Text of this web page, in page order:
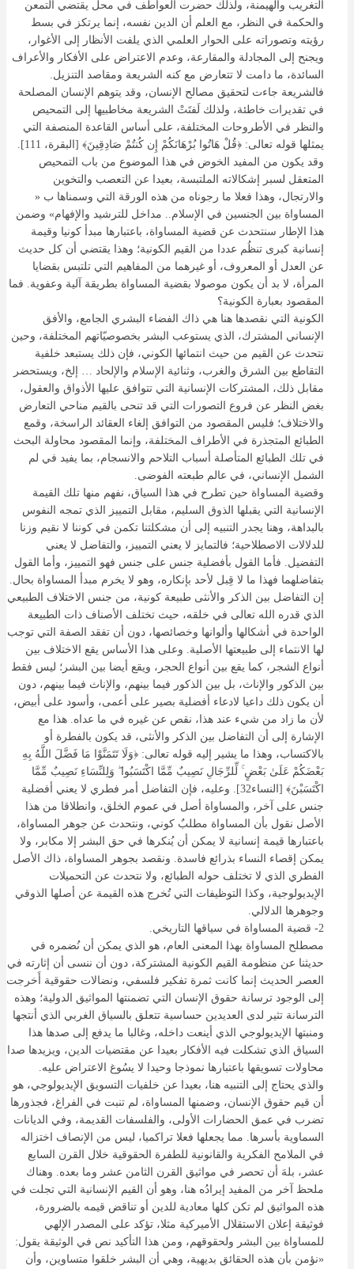
التغريب والهيمنة، ولذلك حضرت العواطف في محل يقتضي التمعن
والحكمة في النظر، مع العلم أن الدين نفسه، إنما يرتكز في بسط
رؤيته وتصوراته على الحوار العلمي الذي يلفت الأنظار إلى الأغوار،
ويجنح إلى المجادلة والمقارعة، وعدم الاعتراض على الأفكار والأعراف
السائدة، ما دامت لا تتعارض مع كنه الشريعة ومقاصد التنزيل.
فالشريعة جاءت لتحقيق مصالح الإنسان، وقد يتوهم الإنسان المصلحة
في تقديرات خاطئة، ولذلك لَفتَتْ الشريعة مخاطبيها إلى التمحيص
والنظر في الأطروحات المختلفة، على أساس القاعدة المنصفة التي
يمثلها قوله تعالى: ﴿قُلْ هَاتُوا بُرْهَانَكُمْ إِن كُنتُمْ صَادِقِينَ﴾ [البقرة، 111].
وقد يكون من المفيد الخوض في هذا الموضوع من باب التمحيص
المتعقل لسبر إشكالاته الملتبسة، بعيدا عن التعصب والتخوين
والارتجال، وهذا فعلا ما رجوناه من هذه الورقة التي وسمناها ب «
المساواة بين الجنسين في الإسلام.. مداخل للترشيد والإفهام» وضمن
هذا الإطار سنتحدث عن قضية المساواة، باعتبارها مبدأ كونيا وقيمة
إنسانية كبرى تنظُم عددا من القيم الكونية؛ وهذا يقتضي أن كل حديث
عن العدل أو المعروف، أو غيرهما من المفاهيم التي تلتبس بقضايا
المرأة، لا بد أن يكون موصولا بقضية المساواة بطريقة آلية وعفوية. فما
المقصود بعبارة الكونية؟
الكونية التي نقصدها هنا هي ذاك الفضاء البشري الجامع، والأفق
الإنساني المشترك، الذي يستوعب البشر بخصوصيّاتهم المختلفة، وحين
نتحدث عن القيم من حيث انتمائها الكوني، فإن ذلك يستبعد خلفية
التقاطع بين الشرق والغرب، وثنائية الإسلام والإلحاد … إلخ، ويستحضر
مقابل ذلك، المشتركات الإنسانية التي تتوافق عليها الأذواق والعقول،
بغض النظر عن فروع التصورات التي قد تنحى بالقيم مناحي التعارض
والاختلاف؛ فليس المقصود من التوافق إلغاء العقائد الراسخة، وقمع
الطبائع المتجذرة في الأطراف المختلفة، وإنما المقصود محاولة البحث
في تلك الطبائع المتأصلة أسباب التلاحم والانسجام، بما يفيد في لم
الشمل الإنساني، في عالم طبعته الفوضى.
وقضية المساواة حين تطرح في هذا السياق، نفهم منها تلك القيمة
الإنسانية التي يقبلها الذوق السليم، مقابل التمييز الذي تمجه النفوس
بالبداهة، وهنا يجدر التنبيه إلى أن مشكلتنا تكمن في كوننا لا نقيم وزنا
للدلالات الاصطلاحية؛ فالتمايز لا يعني التمييز، والتفاضل لا يعني
التفضيل. فأما القول بأفضلية جنس على جنس فهو التمييز، وأما القول
بتفاضلهما فهذا ما لا قِبل لأحد بإنكاره، وهو لا يخرم مبدأ المساواة بحال.
إن التفاضل بين الذكر والأنثى طبيعة كونية، من جنس الاختلاف الطبيعي
الذي قدره الله تعالى في خلقه، حيث تختلف الأصناف ذات الطبيعة
الواحدة في أشكالها وألوانها وخصائصها، دون أن تفقد الصفة التي توجب
لها الانتماء إلى طبيعتها الأصلية. وعلى هذا الأساس يقع الاختلاف بين
أنواع الشجر، كما يقع بين أنواع الحجر، ويقع أيضا بين البشر؛ ليس فقط
بين الذكور والإناث، بل بين الذكور فيما بينهم، والإناث فيما بينهم، دون
أن يكون ذلك داعيا لادعاء أفضلية بصير على أعمى، وأسود على أبيض،
لأن ما زاد من شيء عند هذا، نقص عن غيره في ما عداه. هذا مع
الإشارة إلى أن التفاضل بين الذكر والأنثى، قد يكون بالفطرة أو
بالاكتساب، وهذا ما يشير إليه قوله تعالى: ﴿وَلَا تَتَمَنَّوْا مَا فَضَّلَ اللَّهُ بِهِ
بَعْضَكُمْ عَلَىٰ بَعْضٍ ۚ لِّلرِّجَالِ نَصِيبٌ مِّمَّا اكْتَسَبُوا ۖ وَلِلنِّسَاءِ نَصِيبٌ مِّمَّا
اكْتَسَبْنَ﴾ [النساء32]. وعليه، فإن التفاضل أمر فطري لا يعني أفضلية
جنس على آخر، والمساواة أصل في عموم الخلق، وانطلاقا من هذا
الأصل نقول بأن المساواة مطلبٌ كوني، ونتحدث عن جوهر المساواة،
باعتبارها قيمة إنسانية لا يمكن أن يُنكرها في حق البشر إلا مكابر، ولا
يمكن إقصاء النساء بذرائع فاسدة. ونقصد بجوهر المساواة، ذاك الأصل
الفطري الذي لا تختلف حوله الطبائع، ولا نتحدث عن التحميلات
الإيديولوجية، وكذا التوظيفات التي تُخرج هذه القيمة عن أصلها الذوقي
وجوهرها الدلالي.
2- قضية المساواة في سياقها التاريخي.
مصطلح المساواة بهذا المعنى العام، هو الذي يمكن أن نُضمره في
حديثنا عن منظومة القيم الكونية المشتركة، دون أن ننسى أن إثارته في
العصر الحديث إنما كانت ثمرة تفكير فلسفي، ونضالات حقوقية أَخرجت
إلى الوجود ترسانة حقوق الإنسان التي تضمنتها المواثيق الدولية؛ وهذه
الترسانة تثير لدى العديدين حساسية تتعلق بالسياق الغربي الذي أنتجها
ومنبتها الإيديولوجي الذي أينعت داخله، وغالبا ما يدفع إلى صدها هذا
السياق الذي تشكلت فيه الأفكار بعيدا عن مقتضيات الدين، ويزيدها صدا
محاولات تسويقها باعتبارها نموذجا وحيدا لا يسُوغ الاعتراض عليه.
والذي يحتاج إلى التنبيه هنا، بعيدا عن خلفيات التسويق الإيديولوجي، هو
أن قيم حقوق الإنسان، وضمنها المساواة، لم تنبت في الفراغ، فجذورها
تضرب في عمق الحضارات الأولى، والفلسفات القديمة، وفي الديانات
السماوية بأسرها. مما يجعلها فعلا تراكميا، ليس من الإنصاف اختزاله
في الملامح الفكرية والقانونية للطفرة الحقوقية خلال القرن السابع
عشر، بلهَ أن تحصر في مواثيق القرن الثامن عشر وما بعده. وهناك
ملحظ آخر من المفيد إيرادُه هنا، وهو أن القيم الإنسانية التي تجلت في
هذه المواثيق لم تكن كلها معادية للدين أو تناقض قيمه بالضرورة،
فوثيقة إعلان الاستقلال الأميركية مثلا، تؤكد على المصدر الإلهي
للمساواة بين البشر ولحقوقهم، ومن هذا التأكيد نص في الوثيقة يقول:
«نؤمن بأن هذه الحقائق بديهية، وهي أن البشر خلقوا متساوين، وأن